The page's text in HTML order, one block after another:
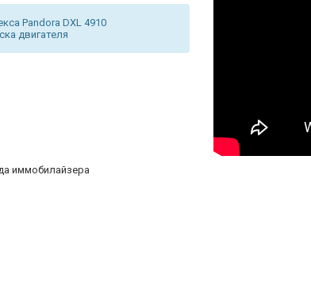
Pandora DXL 4910
двигателя
иммобилайзера